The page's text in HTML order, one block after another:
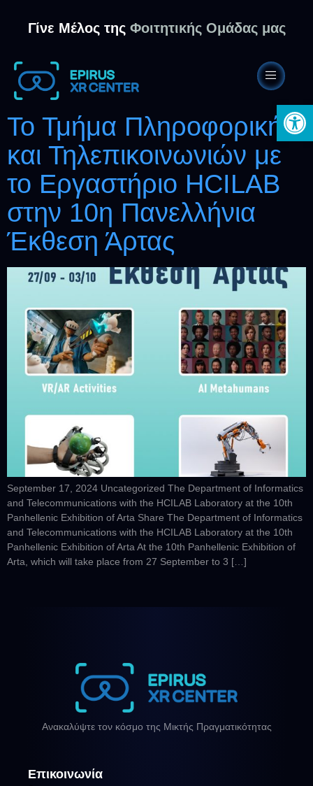
Γίνε Μέλος της Φοιτητικής Ομάδας μας
Το Τμήμα Πληροφορικής
και Τηλεπικοινωνιών με
το Εργαστήριο HCILAB
στην 10η Πανελλήνια
Έκθεση Άρτας
September 17, 2024 Uncategorized The Department of Informatics
and Telecommunications with the HCILAB Laboratory at the 10th
Panhellenic Exhibition of Arta Share The Department of Informatics
and Telecommunications with the HCILAB Laboratory at the 10th
Panhellenic Exhibition of Arta At the 10th Panhellenic Exhibition of
Arta, which will take place from 27 September to 3 […]
Ανακαλύψτε τον κόσμο της Μικτής Πραγματικότητας
Επικοινωνία